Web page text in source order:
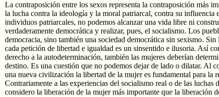
La contraposición entre los sexos representa la contraposición más
la lucha contra la ideología y la moral patriarcal, contra su influencia
individuos patriarcales, no podemos alcanzar una vida libre ni
verdaderamente democrática y realizar, pues, el socialismo. Los
democracia, sino también una sociedad democrática sin sexismo.
cada petición de libertad e igualdad es un sinsentido e ilusoria. Así
derecho a la autodeterminación, también las mujeres deberían
destino. Es una cuestión que no podemos dejar de lado o dilatar. Al
una nueva civilización la libertad de la mujer es fundamental para la
Contrariamente a las experiencias del socialismo real o de las luchas
considero la liberación de la mujer más importante que la liberación